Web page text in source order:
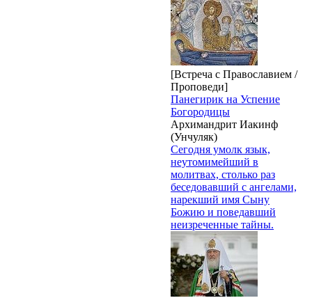
[Встреча с Православием /
Проповеди]
Панегирик на Успение
Богородицы
Архимандрит Иакинф
(Унчуляк)
Сегодня умолк язык,
неутомимейший в
молитвах, столько раз
беседовавший с ангелами,
нарекший имя Сыну
Божию и поведавший
неизреченные тайны.